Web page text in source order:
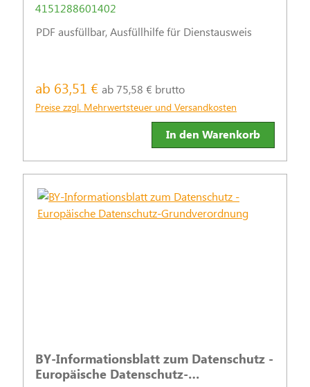
4151288601402
PDF ausfüllbar, Ausfüllhilfe für Dienstausweis
ab 63,51 € ab 75,58 € brutto
Preise zzgl. Mehrwertsteuer und Versandkosten
In den Warenkorb
BY-Informationsblatt zum Datenschutz -
Europäische Datenschutz-